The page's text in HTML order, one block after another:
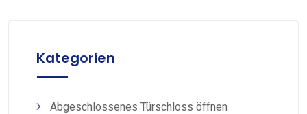
Kategorien
Abgeschlossenes Türschloss öffnen